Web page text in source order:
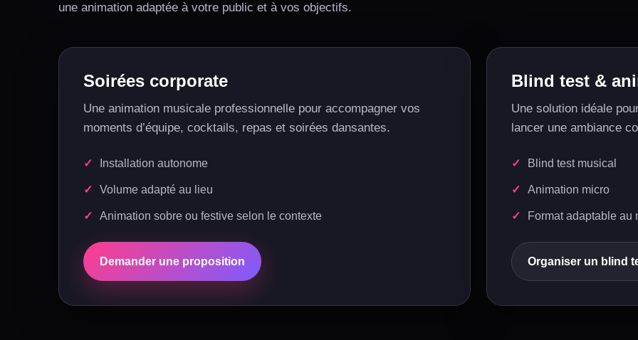
une animation adaptée à votre public et à vos objectifs.
Soirées corporate
Une animation musicale professionnelle pour accompagner vos
moments d’équipe, cocktails, repas et soirées dansantes.
Installation autonome
Volume adapté au lieu
Animation sobre ou festive selon le contexte
Demander une proposition
Blind test &
Une solution idéale
lancer une ambiance
Blind test musical
Animation micro
Format adaptable au
Organiser un blind